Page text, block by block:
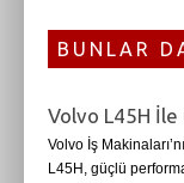
BUNLAR
Volvo L45H İle
Volvo İş
L45H, güçlü